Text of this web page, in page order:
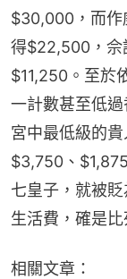
$30,000，而作
得$22,500，佘
$11,250。至於
一計數甚至低
宮中最低級的
$3,750、
七皇子，就被
生活費，確是比
相關文章：